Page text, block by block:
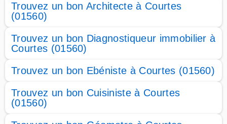
Trouvez un bon Architecte à Courtes
(01560)
Trouvez un bon Diagnostiqueur immobilier à
Courtes (01560)
Trouvez un bon Ebéniste à Courtes (01560)
Trouvez un bon Cuisiniste à Courtes
(01560)